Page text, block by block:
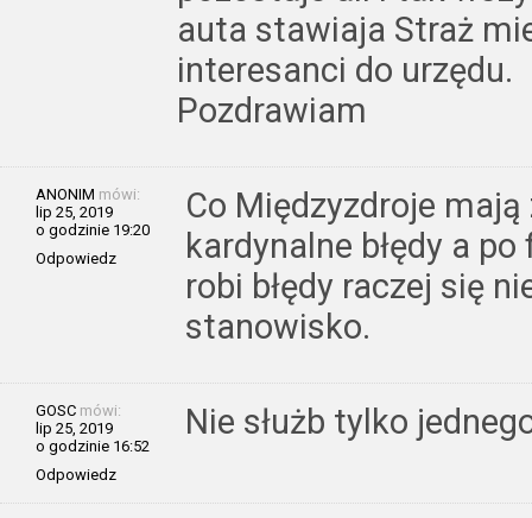
auta stawiaja Straż
interesanci do urzędu.
Pozdrawiam
ANONIM mówi:
lip 25, 2019
o godzinie 19:20
Odpowiedz
Co Międzyzdroje
kardynalne błędy a
robi błędy raczej się
stanowisko.
GOSC mówi:
lip 25, 2019
o godzinie 16:52
Odpowiedz
Nie służb tylko